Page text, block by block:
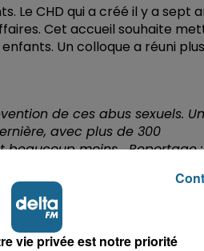
Le CHD qui a créé il y a sept
Cet accueil souhaite
Un colloque a réuni
de ces abus sexuels.
avec plus de 300
beaucoup moins... Reportage :
vie privée est notre priorité